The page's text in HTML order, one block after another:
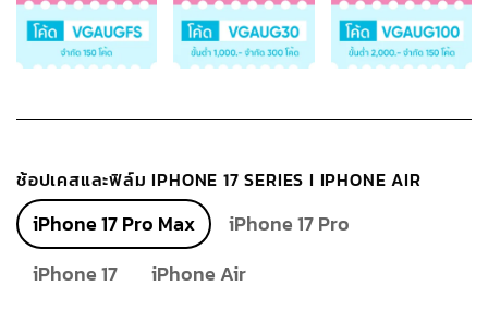
ช้อปเคสและฟิล์ม IPHONE 17 SERIES I IPHONE AIR
iPhone 17 Pro Max
iPhone 17 Pro
iPhone 17
iPhone Air